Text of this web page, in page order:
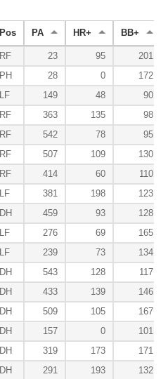
Pos PA HR+ BB+
RF 23 95
201
PH 28 0
172
LF 149 48
90
RF 363 135
98
RF 542 78
95
RF 507 109
130
RF 414 60
110
LF 381 198
123
DH 459 93
128
LF 276 69
165
LF 239 73
134
DH 543 128
117
DH 433 139
146
DH 509 105
167
DH 157 0
101
DH 319 173
171
DH 291 193
132